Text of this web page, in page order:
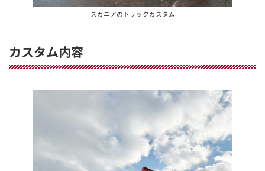
スカニアのトラックカスタム
カスタム内容